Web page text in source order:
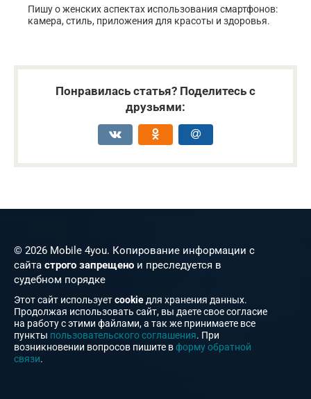
Пишу о женских аспектах использования смартфонов:
камера, стиль, приложения для красоты и здоровья.
Понравилась статья? Поделитесь с
друзьями:
© 2026 Mobile 4you. Копирование информации с
сайта строго запрещено и преследуется в
судебном порядке
Этот сайт используетcookie для хранения данных.
Продолжая использовать сайт, вы даете свое согласие
на работу с этими файлами, а так же принимаете все
пункты пользовательского соглашения. При
возникновении вопросов пишите вформу обратной
связи.